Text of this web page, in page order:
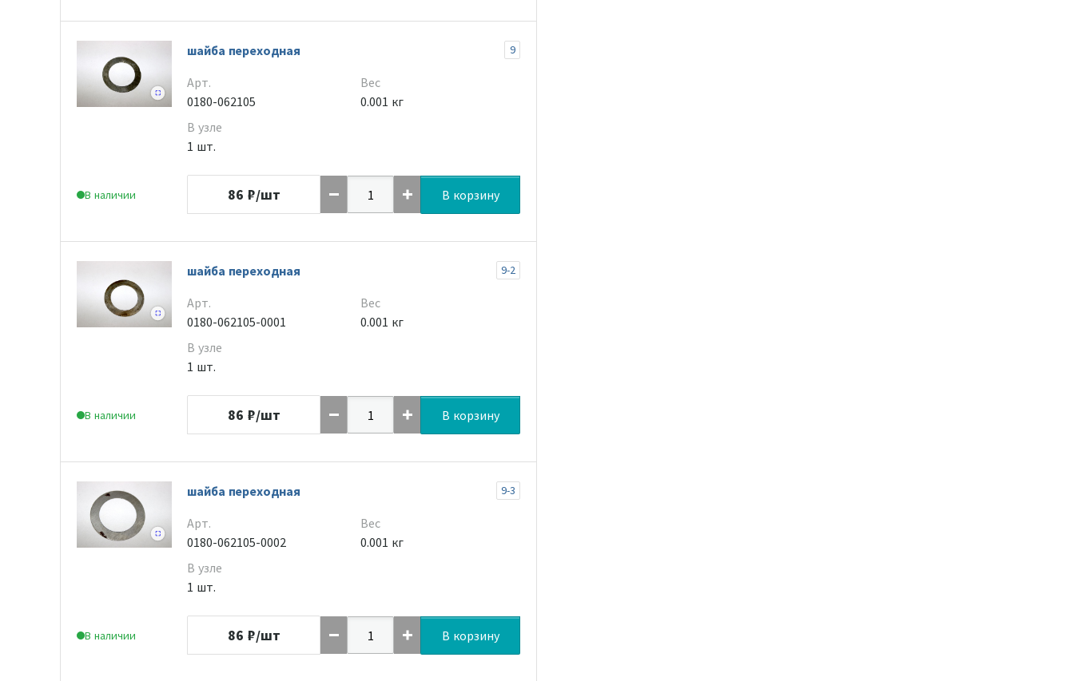
В наличии
шайба переходная 9
Арт.
0180-062105
В узле
1 шт.
Вес
0.001 кг
86 ₽/шт В корзину
В наличии
шайба переходная 9-2
Арт.
0180-062105-0001
В узле
1 шт.
Вес
0.001 кг
86 ₽/шт В корзину
В наличии
шайба переходная 9-3
Арт.
0180-062105-0002
В узле
1 шт.
Вес
0.001 кг
86 ₽/шт В корзину